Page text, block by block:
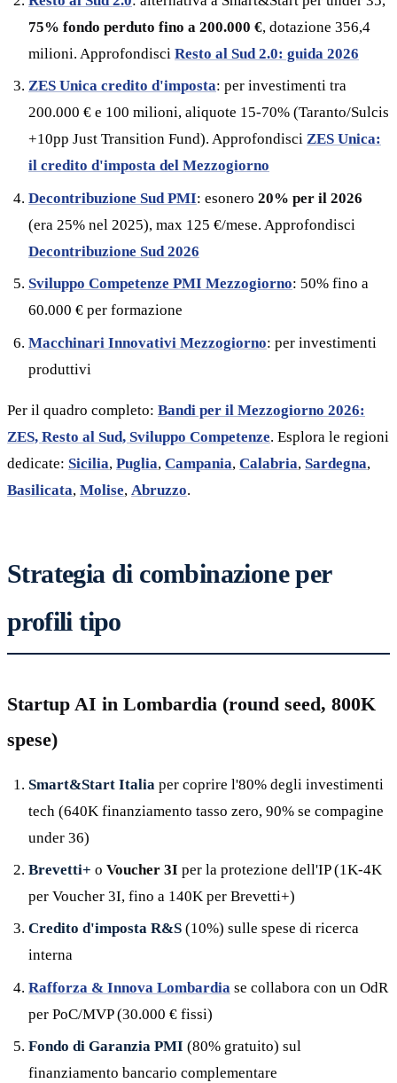
75% fondo perduto fino a 200.000 €, dotazione 356,4
milioni. Approfondisci Resto al Sud 2.0: guida 2026
ZES Unica credito d'imposta: per investimenti tra
200.000 € e 100 milioni, aliquote 15-70% (Taranto/Sulcis
+10pp Just Transition Fund). Approfondisci ZES Unica:
il credito d'imposta del Mezzogiorno
Decontribuzione Sud PMI: esonero 20% per il 2026
(era 25% nel 2025), max 125 €/mese. Approfondisci
Decontribuzione Sud 2026
Sviluppo Competenze PMI Mezzogiorno: 50% fino a
60.000 € per formazione
Macchinari Innovativi Mezzogiorno: per investimenti
produttivi
Per il quadro completo: Bandi per il Mezzogiorno 2026:
ZES, Resto al Sud, Sviluppo Competenze. Esplora le regioni
dedicate: Sicilia, Puglia, Campania, Calabria, Sardegna,
Basilicata, Molise, Abruzzo.
Strategia di combinazione per
profili tipo
Startup AI in Lombardia (round seed, 800K
spese)
Smart&Start Italia per coprire l'80% degli investimenti
tech (640K finanziamento tasso zero, 90% se compagine
under 36)
Brevetti+ o Voucher 3I per la protezione dell'IP (1K-4K
per Voucher 3I, fino a 140K per Brevetti+)
Credito d'imposta R&S (10%) sulle spese di ricerca
interna
Rafforza & Innova Lombardia se collabora con un OdR
per PoC/MVP (30.000 € fissi)
Fondo di Garanzia PMI (80% gratuito) sul
finanziamento bancario complementare